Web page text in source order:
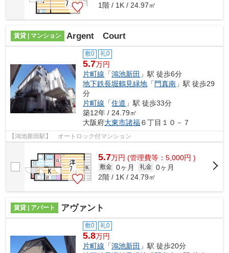
1階 / 1K / 24.97㎡
賃貸 | マンション Argent Court
敷0 礼0
5.7万円
片町線 「鴻池新田 」駅 徒歩6分
地下鉄長堀鶴見緑地 「 門真南 」駅 徒歩29
分
片町線 「住道 」駅 徒歩33分
築12年 / 24.79㎡
大阪府大東市諸福６丁目１０－７
【鴻池新田駅】 オートロック付マンション
5.7万円 (管理費等：5,000円 )
敷金 0ヶ月 礼金 0ヶ月
2階 / 1K / 24.79㎡
賃貸 | アパート アヴァント
敷0 礼0
5.8万円
片町線 「鴻池新田 」駅 徒歩20分